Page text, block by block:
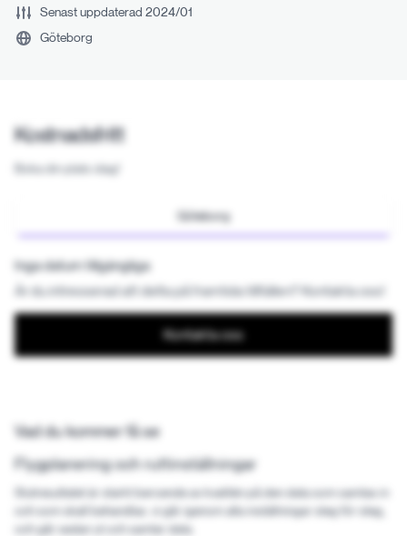
Senast uppdaterad 2024/01
Göteborg
Kostnadsfritt
Boka din plats idag!
Göteborg
Inga datum tillgängliga
Är du intresserad att delta på framtida tillfällen? Kontakta oss!
Kontakta oss
Vad du kommer få se
Flygplanering och ruttinställningar
Slutresultatet är starkt beroende av kvalitén på den data som samlas in
och som skall behandlas. vi går igenom alla inställningar steg för steg,
och går sedan ut och samlar data.